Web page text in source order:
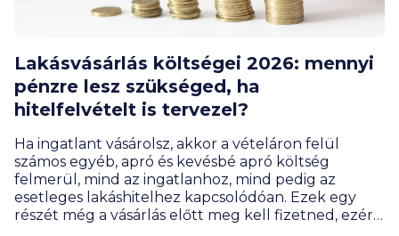
Lakásvásárlás költségei 2026: mennyi
pénzre lesz szükséged, ha
hitelfelvételt is tervezel?
Ha ingatlant vásárolsz, akkor a vételáron felül
számos egyéb, apró és kevésbé apró költség
felmerül, mind az ingatlanhoz, mind pedig az
esetleges lakáshitelhez kapcsolódóan. Ezek egy
részét még a vásárlás előtt meg kell fizetned, ezért